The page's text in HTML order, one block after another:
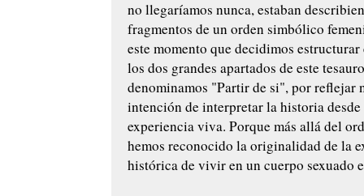
no llegaríamos nunca, estaban
fragmentos de un orden simbólico
este momento que decidimos
los dos grandes apartados de este
denominamos "Partir de si", por reflejar
intención de interpretar la historia desde
experiencia viva. Porque más allá del
hemos reconocido la originalidad de la
histórica de vivir en un cuerpo sexuado